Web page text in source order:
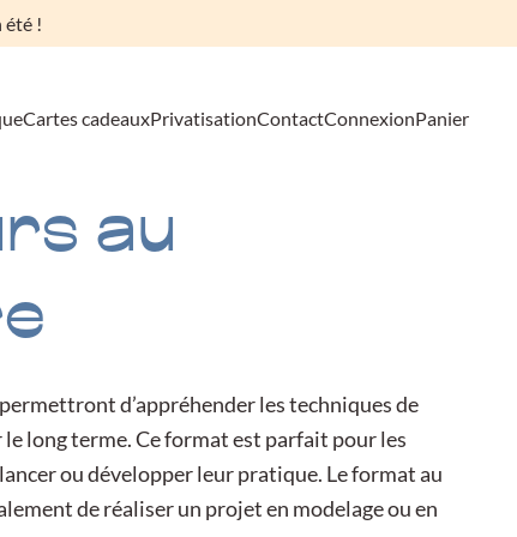
été !
Cartes cadeauxPrivatisationContactConnexionPanier
au
d’appréhender les techniques de
long terme. Ce format est parfait pour les
ou développer leur pratique. Le format au
de réaliser un projet en modelage ou en